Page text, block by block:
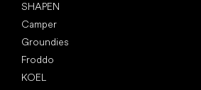
SHAPEN
Camper
Groundies
Froddo
KOEL